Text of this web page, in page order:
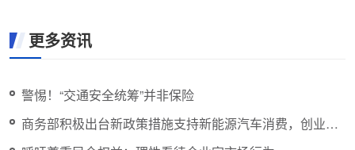
更多资讯
警惕！“交通安全统筹”并非保险
商务部积极出台新政策措施支持新能源汽车消费，创业板
指下跌1%